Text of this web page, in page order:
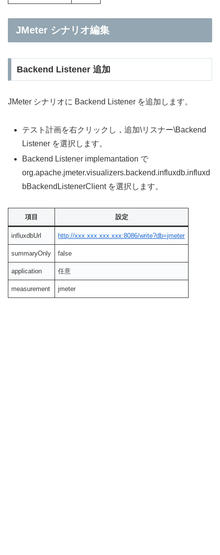
JMeter シナリオ編集
Backend Listener 追加
JMeter シナリオに Backend Listener を追加します。
テスト計画を右クリックし，追加\リスナー\Backend
Listener を選択します。
Backend Listener implemantation で
org.apache.jmeter.visualizers.backend.influxdb.influxd
bBackendListenerClient を選択します。
項目 設定
influxdbUrl http://xxx.xxx.xxx.xxx:8086/write?db=jmeter
summaryOnly false
application 任意
measurement jmeter